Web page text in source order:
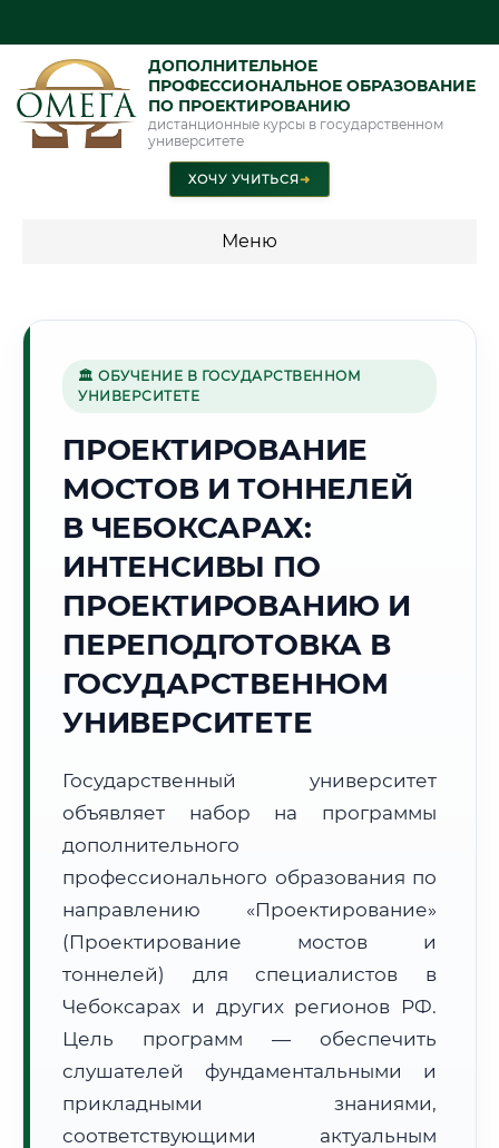
ДОПОЛНИТЕЛЬНОЕ
ПРОФЕССИОНАЛЬНОЕ ОБРАЗОВАНИЕ
ПО ПРОЕКТИРОВАНИЮ
дистанционные курсы в государственном
университете
ХОЧУ УЧИТЬСЯ➜
Меню
🌿
Г. ЧЕБОКСАРЫ
16:46:00
2026 г.
Погода в г. Чебоксары:⛅ +26°C ,Переменная облачность
🌅 Восход: 04:08 🌇 Закат:19:45
Субъект:
Чувашская Республика
Часовой пояс:
Формат учебы:
Дистанционно
🗺️ Зона обслуживания: г. Чебоксары
🏛 ОБУЧЕНИЕ В ГОСУДАРСТВЕННОМ
УНИВЕРСИТЕТЕ
ПРОЕКТИРОВАНИЕ
МОСТОВ И ТОННЕЛЕЙ
В ЧЕБОКСАРАХ:
ИНТЕНСИВЫ ПО
ПРОЕКТИРОВАНИЮ И
ПЕРЕПОДГОТОВКА В
ГОСУДАРСТВЕННОМ
УНИВЕРСИТЕТЕ
Государственный университет
объявляет набор на программы
дополнительного
профессионального образования по
направлению «Проектирование»
(Проектирование мостов и
тоннелей) для специалистов в
Чебоксарах и других регионов РФ.
Цель программ — обеспечить
слушателей фундаментальными и
прикладными знаниями,
соответствующими актуальным